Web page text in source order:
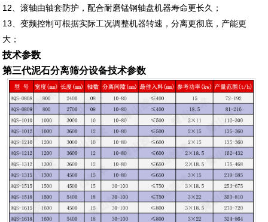
12、滚轴由轴套防护，配合耐磨锰钢轴盘机器寿命更长久；
13、变频控制可根据实际工况调整机器转速，分离更彻底，产能更
大；
技术参数
第三代泥石分离筛分设备技术参数